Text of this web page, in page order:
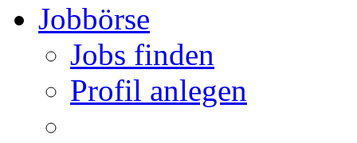
Jobbörse
Jobs finden
Profil anlegen